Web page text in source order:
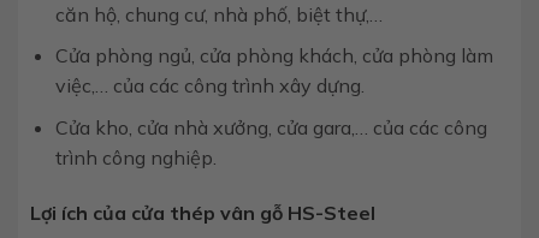
căn hộ, chung cư, nhà phố, biệt thự,…
Cửa phòng ngủ, cửa phòng khách, cửa phòng làm
việc,… của các công trình xây dựng.
Cửa kho, cửa nhà xưởng, cửa gara,… của các công
trình công nghiệp.
Lợi ích của cửa thép vân gỗ HS-Steel